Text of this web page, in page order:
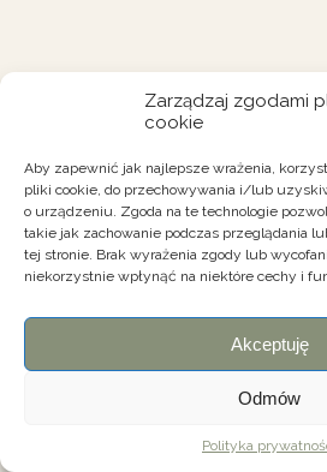
Zarządzaj zgodami
cookie
Aby zapewnić jak najlepsze wrażenia,
pliki cookie, do przechowywania i/lub
o urządzeniu. Zgoda na te technologie
takie jak zachowanie podczas przeglądania
tej stronie. Brak wyrażenia zgody lub
niekorzystnie wpłynąć na niektóre cechy i
Akceptuję
Odmów
Polityka